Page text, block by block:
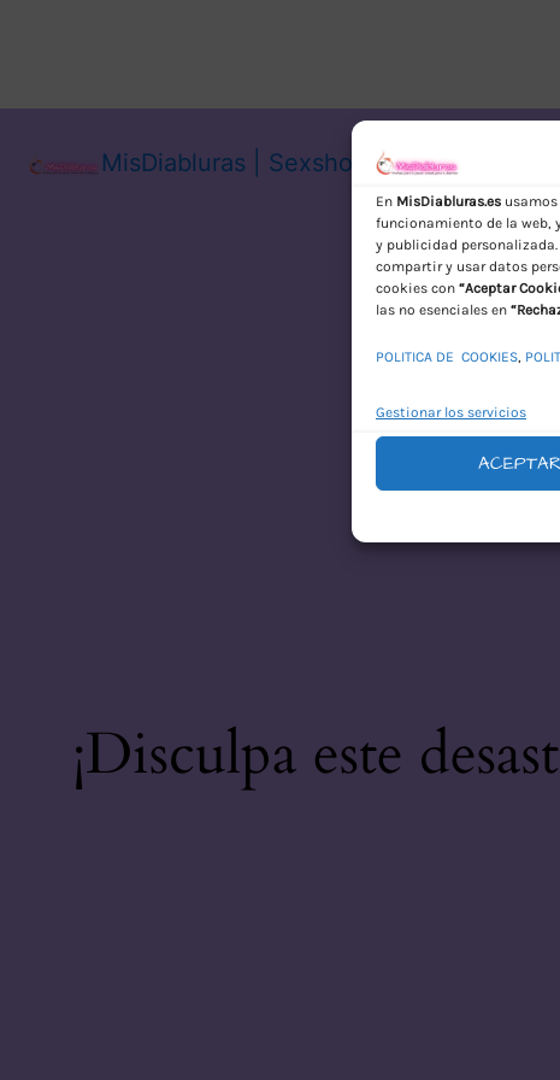
En MisDiabluras.es
funcionamiento de la web,
y publicidad
compartir y usar datos
cookies con “Aceptar
las no esenciales en
POLITICA DE COOKIES,
Gestionar los servicios
ACEPTAR
MisDiabluras | Sexshop Online con
¡Disculpa este